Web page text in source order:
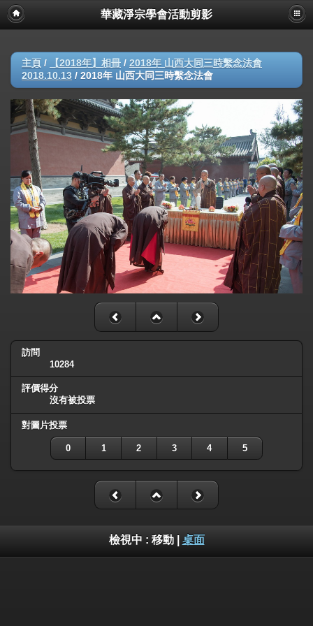
華藏淨宗學會活動剪影
主頁 / 【2018年】相冊 / 2018年 山西大同三時繫念法會
2018.10.13 / 2018年 山西大同三時繫念法會
訪問
10284
評價得分
沒有被投票
對圖片投票
0 1 2 3 4 5
檢視中 : 移動| 桌面